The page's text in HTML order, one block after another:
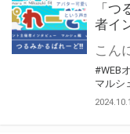
「
者イ
#WEB
マルシ